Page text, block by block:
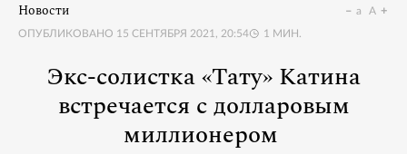
Новости
ОПУБЛИКОВАНО 15 СЕНТЯБРЯ 2021, 20:54 1 МИН.
a A
Экс-солистка «Тату» Катина
встречается с долларовым
миллионером